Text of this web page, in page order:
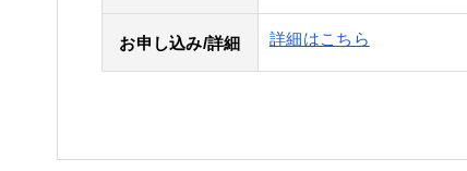
お申し込み/詳細 詳細はこちら